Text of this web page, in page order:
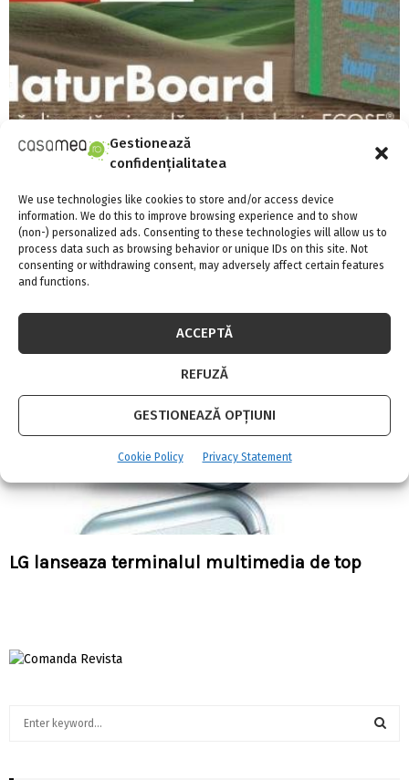
Gestionează
confidențialitatea
We use technologies like cookies to store and/or access device
information. We do this to improve browsing experience and to show
(non-) personalized ads. Consenting to these technologies will allow us to
process data such as browsing behavior or unique IDs on this site. Not
consenting or withdrawing consent, may adversely affect certain features
and functions.
ACCEPTĂ
REFUZĂ
GESTIONEAZĂ OPȚIUNI
Cookie Policy Privacy Statement
Knauf Insulation introduce tehnologia
inovatoare ECOSE® in vata minerala bazaltica
LG lanseaza terminalul multimedia de top